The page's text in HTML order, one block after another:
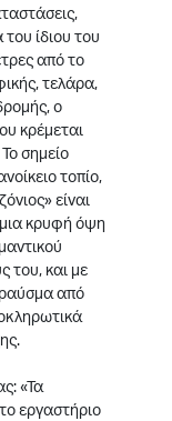
ίδιου του
από το
τελάρα,
ο
κρέμεται
σημείο
τοπίο,
είναι
μια κρυφή όψη
του, και με
από
«Τα
εργαστήριο